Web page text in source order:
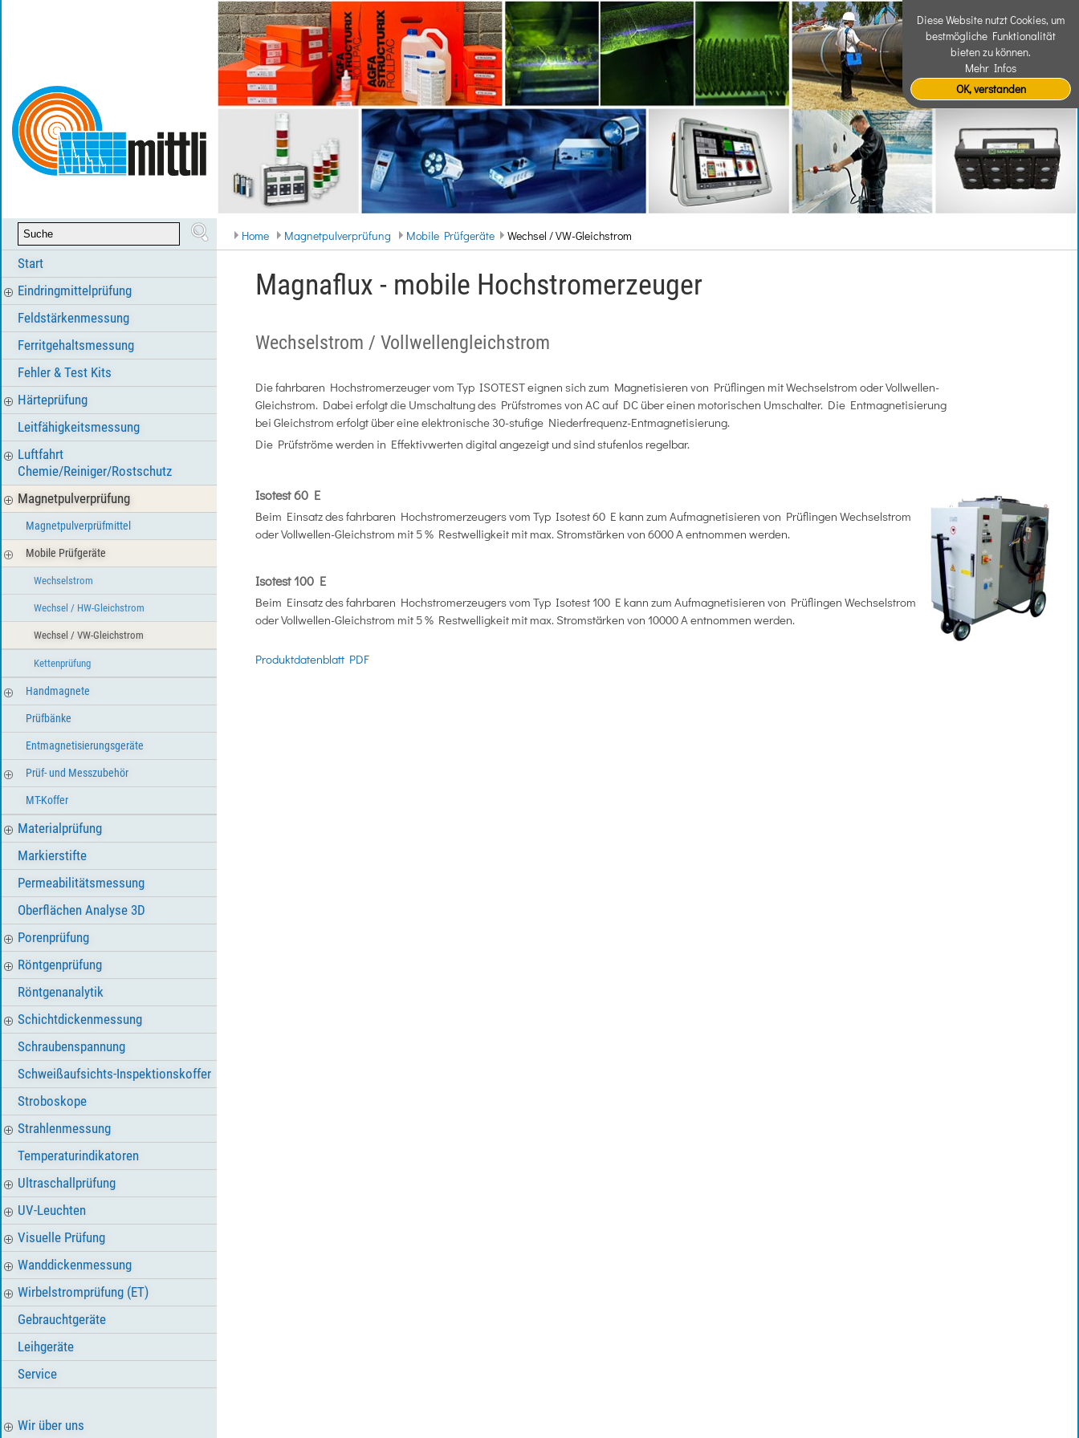
Start
Eindringmittelprüfung
Feldstärkenmessung
Ferritgehaltsmessung
Fehler & Test Kits
Härteprüfung
Leitfähigkeitsmessung
Luftfahrt
Chemie/Reiniger/Rostschutz
Magnetpulverprüfung
Magnetpulverprüfmittel
Mobile Prüfgeräte
Wechselstrom
Wechsel / HW-Gleichstrom
Wechsel / VW-Gleichstrom
Kettenprüfung
Handmagnete
Prüfbänke
Entmagnetisierungsgeräte
Prüf- und Messzubehör
MT-Koffer
Materialprüfung
Markierstifte
Permeabilitätsmessung
Oberflächen Analyse 3D
Porenprüfung
Röntgenprüfung
Röntgenanalytik
Schichtdickenmessung
Schraubenspannung
Schweißaufsichts-Inspektionskoffer
Stroboskope
Strahlenmessung
Temperaturindikatoren
Ultraschallprüfung
UV-Leuchten
Visuelle Prüfung
Wanddickenmessung
Wirbelstromprüfung (ET)
Gebrauchtgeräte
Leihgeräte
Service
Wir über uns
Home Magnetpulverprüfung Mobile Prüfgeräte Wechsel / VW-Gleichstrom
Magnaflux - mobile Hochstromerzeuger
Wechselstrom / Vollwellengleichstrom
Die fahrbaren Hochstromerzeuger vom Typ ISOTEST eignen sich zum Magnetisieren von Prüflingen mit Wechselstrom oder Vollwellen-
Gleichstrom. Dabei erfolgt die Umschaltung des Prüfstromes von AC auf DC über einen motorischen Umschalter. Die Entmagnetisierung
bei Gleichstrom erfolgt über eine elektronische 30-stufige Niederfrequenz-Entmagnetisierung.
Die Prüfströme werden in Effektivwerten digital angezeigt und sind stufenlos regelbar.
Isotest 60 E
Beim Einsatz des fahrbaren Hochstromerzeugers vom Typ Isotest 60 E kann zum Aufmagnetisieren von Prüflingen Wechselstrom
oder Vollwellen-Gleichstrom mit 5 % Restwelligkeit mit max. Stromstärken von 6000 A entnommen werden.
Isotest 100 E
Beim Einsatz des fahrbaren Hochstromerzeugers vom Typ Isotest 100 E kann zum Aufmagnetisieren von Prüflingen Wechselstrom
oder Vollwellen-Gleichstrom mit 5 % Restwelligkeit mit max. Stromstärken von 10000 A entnommen werden.
Produktdatenblatt PDF
Diese Website nutzt Cookies, um
bestmögliche Funktionalität
bieten zu können.
Mehr Infos
OK, verstanden